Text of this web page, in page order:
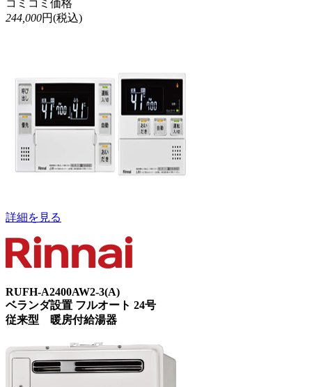
コミコミ価格
244,000円(税込)
詳細を見る
RUFH-A2400AW2-3(A)
ベランダ設置 フルオート 24号
従来型 暖房付給湯器